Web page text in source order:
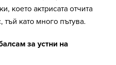
което актрисата отчита
тъй като много пътува.
за устни на